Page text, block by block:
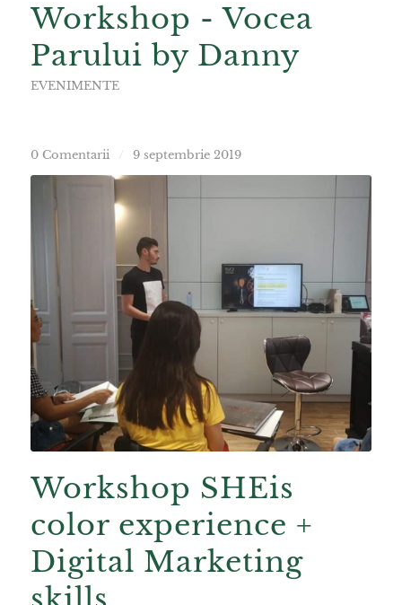
Workshop - Vocea
Parului by Danny
EVENIMENTE
0 Comentarii 9 septembrie 2019
Workshop SHEis
color experience +
Digital Marketing